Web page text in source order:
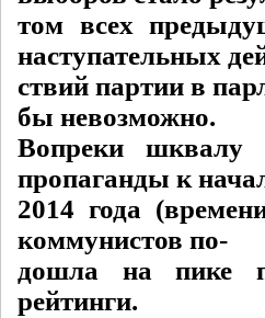
том всех
наступательных
ствий партии в
бы невозможно.
Вопреки шквалу
пропаганды к
2014 года
коммунистов по-
дошла на пике
рейтинги.